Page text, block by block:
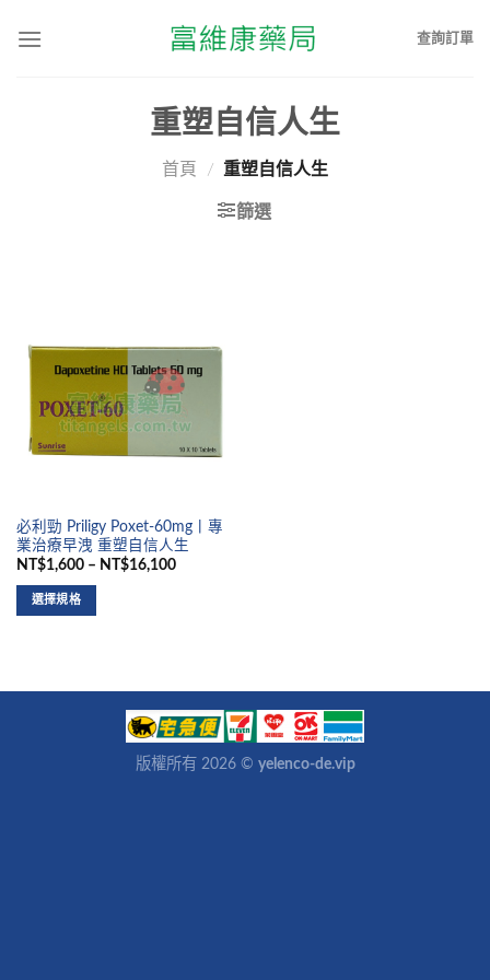
查詢訂單
重塑自信人生
首頁 / 重塑自信人生
篩選
必利勁 Priligy Poxet-60mg丨專
業治療早洩 重塑自信人生
NT$1,600 – NT$16,100
選擇規格
版權所有 2026 © yelenco-de.vip